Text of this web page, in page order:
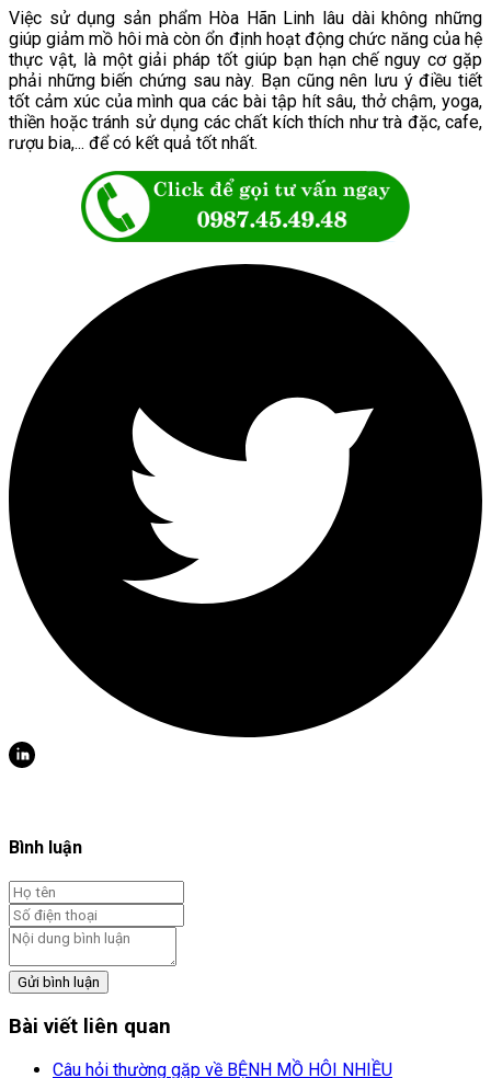
Việc sử dụng sản phẩm Hòa Hãn Linh lâu dài không những
giúp giảm mồ hôi mà còn ổn định hoạt động chức năng của hệ
thực vật, là một giải pháp tốt giúp bạn hạn chế nguy cơ gặp
phải những biến chứng sau này. Bạn cũng nên lưu ý điều tiết
tốt cảm xúc của mình qua các bài tập hít sâu, thở chậm, yoga,
thiền hoặc tránh sử dụng các chất kích thích như trà đặc, cafe,
rượu bia,... để có kết quả tốt nhất.
Bình luận
Gửi bình luận
Bài viết liên quan
Câu hỏi thường gặp về BỆNH MỒ HÔI NHIỀU